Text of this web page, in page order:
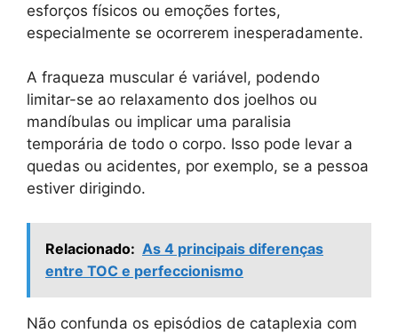
esforços físicos ou emoções fortes,
especialmente se ocorrerem inesperadamente.
A fraqueza muscular é variável, podendo
limitar-se ao relaxamento dos joelhos ou
mandíbulas ou implicar uma paralisia
temporária de todo o corpo. Isso pode levar a
quedas ou acidentes, por exemplo, se a pessoa
estiver dirigindo.
Relacionado: As 4 principais diferenças
entre TOC e perfeccionismo
Não confunda os episódios de cataplexia com